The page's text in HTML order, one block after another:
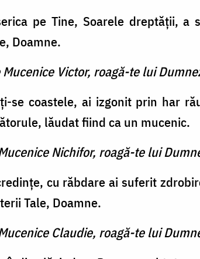
pe Tine, Soarele dreptăţii,
Doamne.
Victor, roagă-te lui
se coastele, ai izgonit prin har
lăudat fiind ca un mucenic.
Nichifor, roagă-te lui
cu răbdare ai suferit
Tale, Doamne.
Claudie, roagă-te lui